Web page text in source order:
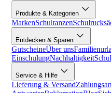
Produkte & Kategorien
MarkenSchulranzen
Entdecken & Sparen
GutscheineÜber uns
EinschulungNachhaltigkeit
Service & Hilfe
Lieferung & Versand